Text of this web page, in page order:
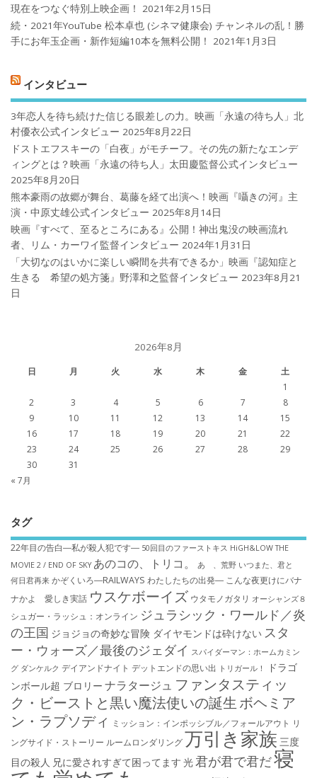
現在をつなぐ特別上映企画！
2021年2月15日
続・2021年YouTube 松本卓也 (シネマ健康会) チャンネルの乱！勝
手にお年玉企画・新作短編10本を無料公開！
2021年1月3日
インタビュー
3年恋人を待ち続けた信じる眼差しの力。映画「永遠の待ち人」北
村優衣公式インタビュー 2025年8月22日
ドストエフスキーの「白夜」がモチーフ。その先の新たなエンデ
ィングとは？映画「永遠の待ち人」太田慶監督公式インタビュー
2025年8月20日
熊本豪雨の故郷が舞台、葛藤を経て出演へ！映画『囁きの河』主
演・中原丈雄公式インタビュー 2025年8月14日
映画『すべて、至るところにある』公開！神出鬼没の映画流れ
者、リム・カーワイ監督インタビュー 2024年1月31日
「大切なのはいかに楽しい瞬間を共有できるか」映画『認知症と
生きる 希望の処方箋』野澤和之監督インタビュー 2023年8月21
日
2026年8月
日 月 火 水 木 金
土
1
2
3 4 5 6 7
8
9
10 11 12 13 14
15
16
17 18 19 20 21
22
23
24 25 26 27 28
29
30
31
« 7月
タグ
22年目の告白―私が殺人犯です― 50回目のファーストキス HiGH&LOW THE
MOVIE 2 / END OF SKY あのコの、トリコ。 あゝ、荒野 いつまた、君と
何日君再来 かぞくいろ―RAILWAYS わたしたちの出発― こんな夜更けにバナ
ナかよ 愛しき実話 ウスケボーイズ ウタモノガタリ オーシャンズ８
シュガー・ラッシュ：オ​ンライン ジュラシック・ワールド／炎
の王国 ジョジョの奇妙な冒険 ダイヤモンドは砕けない スタ
ー・ウォーズ／最後のジェダイ スパイダーマン：ホームカミン
グ ダンケルク デイアンドナイト デットエンドの思い出 トリガール！
ドラゴ
ンボール超 ブロリー ナラタージュ ファンタスティッ
ク・ビーストと黒い魔法使いの誕生 ボヘミア
ン・ラプソディ ミッション：インポッシブル／フォールアウト リ
ングサイド・ストーリー ルームロンダリング万引き家族 三度
目の殺人 兄に愛されすぎて困ってます 光君が君で君だ寝